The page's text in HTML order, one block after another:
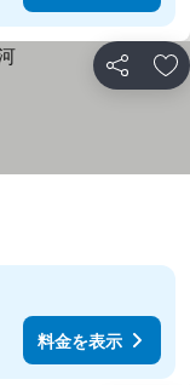
シェア お
料金を表示